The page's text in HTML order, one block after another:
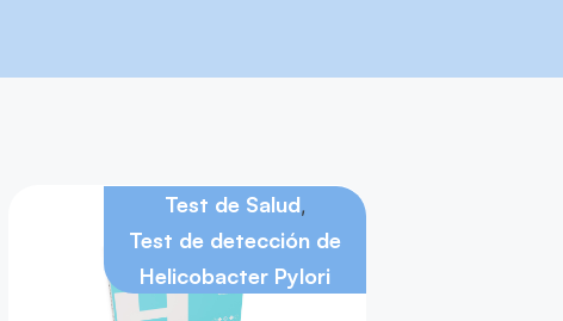
Test de Salud,
Test de detección de
Helicobacter Pylori